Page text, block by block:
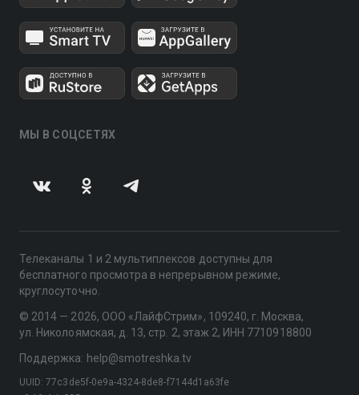
МЫ В СОЦСЕТЯХ
Телеканалы 1 и 2 мультиплексов доступны для
бесплатного просмотра в непрерывном режиме,
круглосуточно.
© 2014 — 2026, ООО «ЛайфСтрим», 109240, г. Москва,
ул. Николоямская, д. 13, стр. 2, этаж 2, ИНН 7710918800
Поддержка: help@smotreshka.tv
UUID: 77c3de5f-0e9a-4324-8de8-f7144d1a63fe